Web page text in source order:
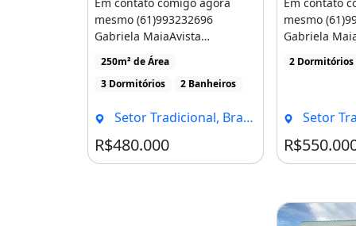
WCCerâmica
Telha grossa com forro em PVC
Entradas separadas.
Não aceita financiamento.
Somente venda.
mesmo (61)993232696
Gabriela MaiaAvista
R$480.000,00Ou Condições
parceladaEntrada [...]
250m² de Área
3 Dormitórios
2 Banheiros
Setor Tradicional, Brasília - DF
R$480.000
mesmo
Gabriela
2 Dormitórios
Setor